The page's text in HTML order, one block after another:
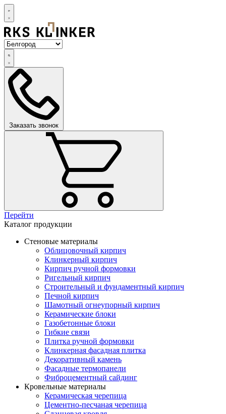
Заказать звонок
Перейти
Каталог продукции
Стеновые материалы
Облицовочный кирпич
Клинкерный кирпич
Кирпич ручной формовки
Ригельный кирпич
Строительный и фундаментный кирпич
Печной кирпич
Шамотный огнеупорный кирпич
Керамические блоки
Газобетонные блоки
Гибкие связи
Плитка ручной формовки
Клинкерная фасадная плитка
Декоративный камень
Фасадные термопанели
Фиброцементный сайдинг
Кровельные материалы
Керамическая черепица
Цементно-песчаная черепица